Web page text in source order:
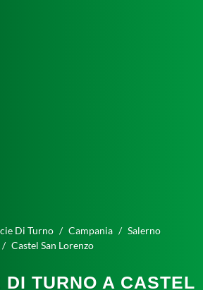
Di Turno Campania
Salerno
Castel San Lorenzo
DI TURNO A CASTEL